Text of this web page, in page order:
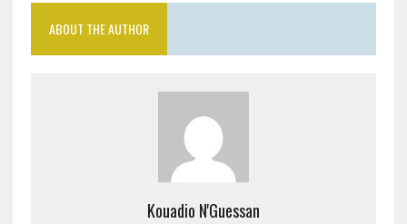
ABOUT THE AUTHOR
Kouadio N'Guessan